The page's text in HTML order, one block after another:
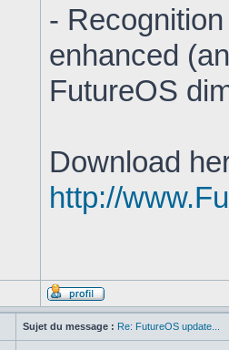
-
enhanced
FutureOS
Download
http://
Sujet du message : Re: FutureOS update...